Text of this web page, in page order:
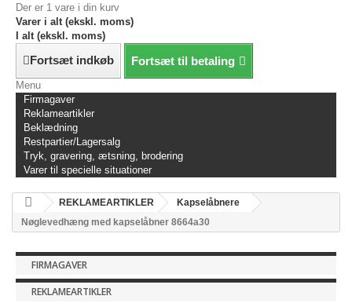
Der er 1 vare i din kurv
Varer i alt (ekskl. moms)
I alt (ekskl. moms)
Fortsæt indkøb Fortsæt til betaling
Menu
Firmagaver
Reklameartikler
Beklædning
Restpartier/Lagersalg
Tryk, gravering, ætsning, brodering
Varer til specielle situationer
REKLAMEARTIKLER
Kapselåbnere
Nøglevedhæng med kapselåbner 8664a30
FIRMAGAVER
REKLAMEARTIKLER